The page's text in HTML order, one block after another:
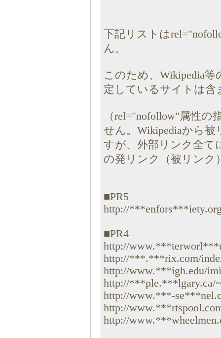
下記リストは
ん。
このため、Wikipedia
定しているサイトは含
（rel="nofollow"属性
せん。Wikipediaから
すが、外部リンク全て
の発リンク（被リンク
■PR5
http://
■PR4
http://
http://***.***rix.com/
http://www.***igh.edu/
http://***ple.***lgary.ca/
http://www.***-
http://
http://